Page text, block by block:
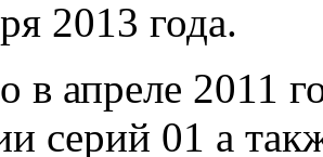
2013 года.
в апреле 2011
серий 01 а